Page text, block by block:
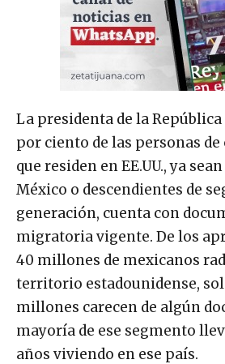
La presidenta de la
por ciento de las personas
que residen en EE.UU., ya
México o descendientes de
generación, cuenta con
migratoria vigente. De los
40 millones de mexicanos
territorio estadounidense,
millones carecen de algún
mayoría de ese segmento
años viviendo en ese país.